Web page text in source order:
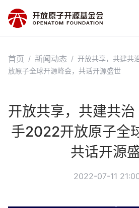
首页 / 新闻动态 / 开放共享，共建共
放原子全球开源峰会，共话开源盛世
开放共享，共建共
手2022开放原子全
共话开源
2022-07-11